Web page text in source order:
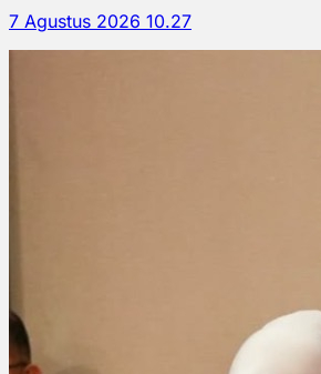
7 Agustus 2026 10.27